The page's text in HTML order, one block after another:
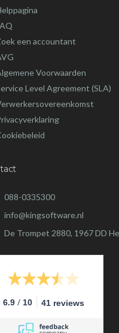
een accountant
Voorwaarden
Level Agreement (SLA)
088-0335300
info@kingsoftware.nl
De Trompet 2880, 1967 DD
6.9 / 10 41 reviews